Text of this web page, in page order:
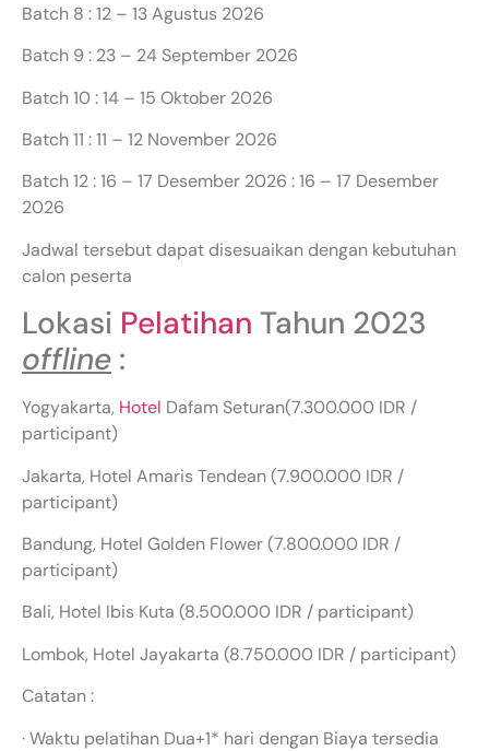
Batch 8 : 12 – 13 Agustus 2026
Batch 9 : 23 – 24 September 2026
Batch 10 : 14 – 15 Oktober 2026
Batch 11 : 11 – 12 November 2026
Batch 12 : 16 – 17 Desember 2026 : 16 – 17 Desember
2026
Jadwal tersebut dapat disesuaikan dengan kebutuhan
calon peserta
Lokasi Pelatihan Tahun 2023
offline :
Yogyakarta, Hotel Dafam Seturan(7.300.000 IDR /
participant)
Jakarta, Hotel Amaris Tendean (7.900.000 IDR /
participant)
Bandung, Hotel Golden Flower (7.800.000 IDR /
participant)
Bali, Hotel Ibis Kuta (8.500.000 IDR / participant)
Lombok, Hotel Jayakarta (8.750.000 IDR / participant)
Catatan :
· Waktu pelatihan Dua+1* hari dengan Biaya tersedia